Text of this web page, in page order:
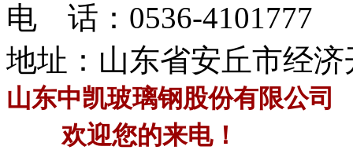
电 话： 0536-4101777
地址：山东省安丘市经济
山东中凯玻璃钢股份有限公司
欢迎您的来电！